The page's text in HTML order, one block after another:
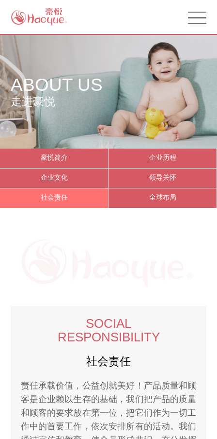
ABOUT US
走进豪悦
豪悦简介 企业历程
企业文化 领导关怀
社会责任 全球布局
SOCIAL
RESPONSIBILITY
社会责任
责任承载价值，公益创就美好！产品质量和顾
客是企业赖以生存的基础，我们把产品的质量
和顾客的要求放在第一位，把它们作为一切工
作中的首要工作，依次安排所有的活动。我们